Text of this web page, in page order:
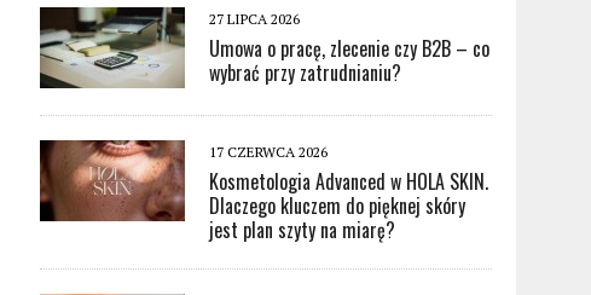
27 LIPCA 2026
Umowa o pracę, zlecenie czy B2B – co
wybrać przy zatrudnianiu?
17 CZERWCA 2026
Kosmetologia Advanced w HOLA SKIN.
Dlaczego kluczem do pięknej skóry
jest plan szyty na miarę?